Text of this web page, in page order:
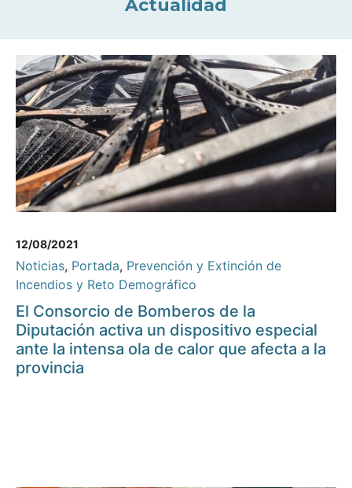
Actualidad
12/08/2021
Noticias, Portada, Prevención y Extinción de
Incendios y Reto Demográfico
El Consorcio de Bomberos de la
Diputación activa un dispositivo especial
ante la intensa ola de calor que afecta a la
provincia